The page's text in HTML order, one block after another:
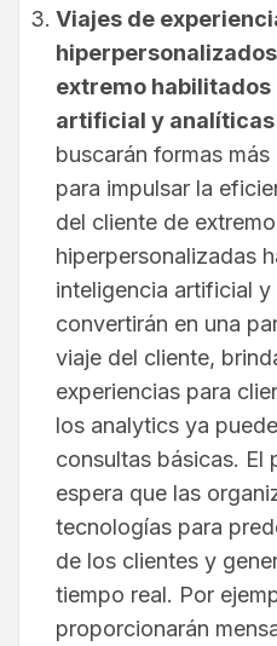
Viajes de
extremo
artificial y analíticas
buscarán formas
para impulsar la
del cliente de
hiperpersonalizadas
inteligencia artificial y
convertirán en una
viaje del cliente,
experiencias para
los analytics ya
consultas básicas. El
espera que las
tecnologías para
de los clientes y
tiempo real. Por
proporcionarán